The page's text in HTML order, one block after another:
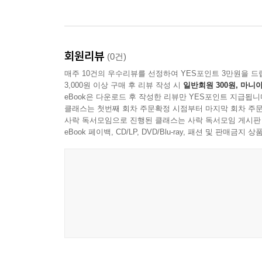
회원리뷰 (0건)
매주 10건의 우수리뷰를 선정하여 YES포인트 3만원을 드
3,000원 이상 구매 후 리뷰 작성 시 일반회원 300원, 마니
eBook은 다운로드 후 작성한 리뷰만 YES포인트 지급됩니
클래스는 첫번째 회차 주문확정 시점부터 마지막 회차 주
사락 독서모임으로 진행된 클래스는 사락 독서모임 게시
eBook 페이백, CD/LP, DVD/Blu-ray, 패션 및 판매금지 상